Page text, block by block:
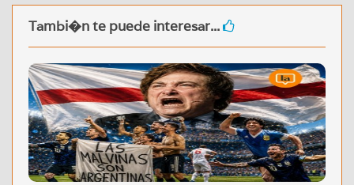
Tambi�n te puede interesar...